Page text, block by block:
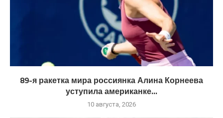
89-я ракетка мира россиянка Алина Корнеева
уступила американке...
10 августа, 2026